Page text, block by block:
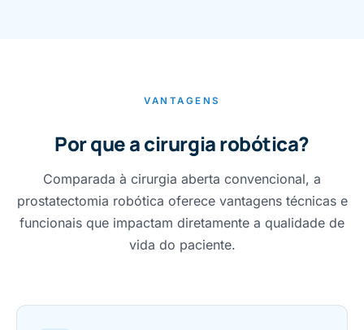
VANTAGENS
Por que a cirurgia robótica?
Comparada à cirurgia aberta convencional, a
prostatectomia robótica oferece vantagens técnicas e
funcionais que impactam diretamente a qualidade de
vida do paciente.